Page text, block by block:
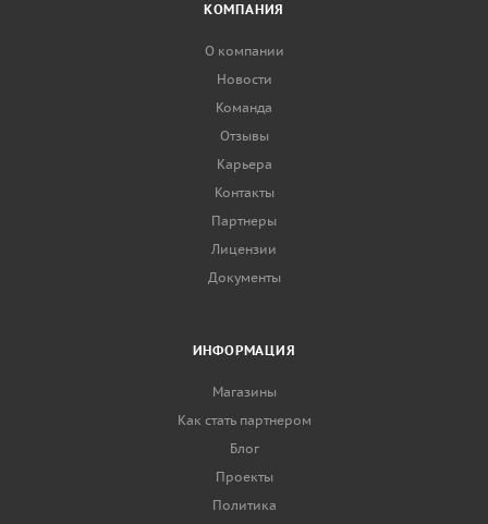
КОМПАНИЯ
О компании
Новости
Команда
Отзывы
Карьера
Контакты
Партнеры
Лицензии
Документы
ИНФОРМАЦИЯ
Магазины
Как стать партнером
Блог
Проекты
Политика